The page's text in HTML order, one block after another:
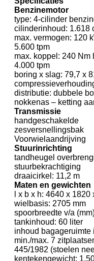
Benzinemotor
type: 4-cilinder
cilinderinhoud: 1.618
max. vermogen: 120
5.600 tpm
max. koppel: 240 Nm
4.000 tpm
boring x slag: 79,7 x
distributie: dubbele
nokkenas – ketting
Transmissie
handgeschakelde
zesversnellingsbak
Voorwielaandrijving
Stuurinrichting
tandheugel
stuurbekrachtiging
draaicirkel: 11,2 m
Maten en gewichten
l x b x h: 4640 x 1820
wielbasis: 2705 mm
spoorbreedte v/a
tankinhoud: 60 liter
inhoud bagageruimte
min./max. 7
445/1982 (stoelen
kentekengewicht: